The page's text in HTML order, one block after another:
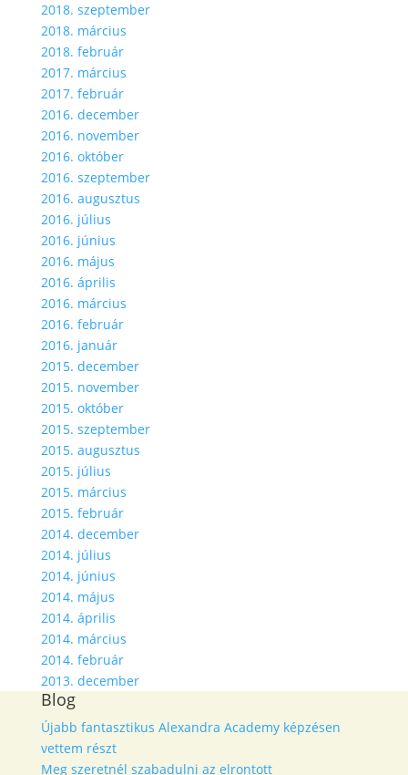
2018. szeptember
2018. március
2018. február
2017. március
2017. február
2016. december
2016. november
2016. október
2016. szeptember
2016. augusztus
2016. július
2016. június
2016. május
2016. április
2016. március
2016. február
2016. január
2015. december
2015. november
2015. október
2015. szeptember
2015. augusztus
2015. július
2015. március
2015. február
2014. december
2014. július
2014. június
2014. május
2014. április
2014. március
2014. február
2013. december
Blog
Újabb fantasztikus Alexandra Academy képzésen
vettem részt
Meg szeretnél szabadulni az elrontott